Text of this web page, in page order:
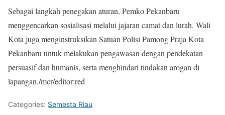
Sebagai langkah penegakan aturan, Pemko Pekanbaru
menggencarkan sosialisasi melalui jajaran camat dan lurah. Wali
Kota juga menginstruksikan Satuan Polisi Pamong Praja Kota
Pekanbaru untuk melakukan pengawasan dengan pendekatan
persuasif dan humanis, serta menghindari tindakan arogan di
lapangan./mcr/editor:red
Categories: Semesta Riau